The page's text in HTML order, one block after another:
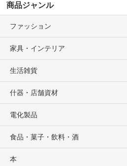
商品ジャンル
ファッション
家具・インテリア
生活雑貨
什器・店舗資材
電化製品
食品・菓子・飲料・酒
本